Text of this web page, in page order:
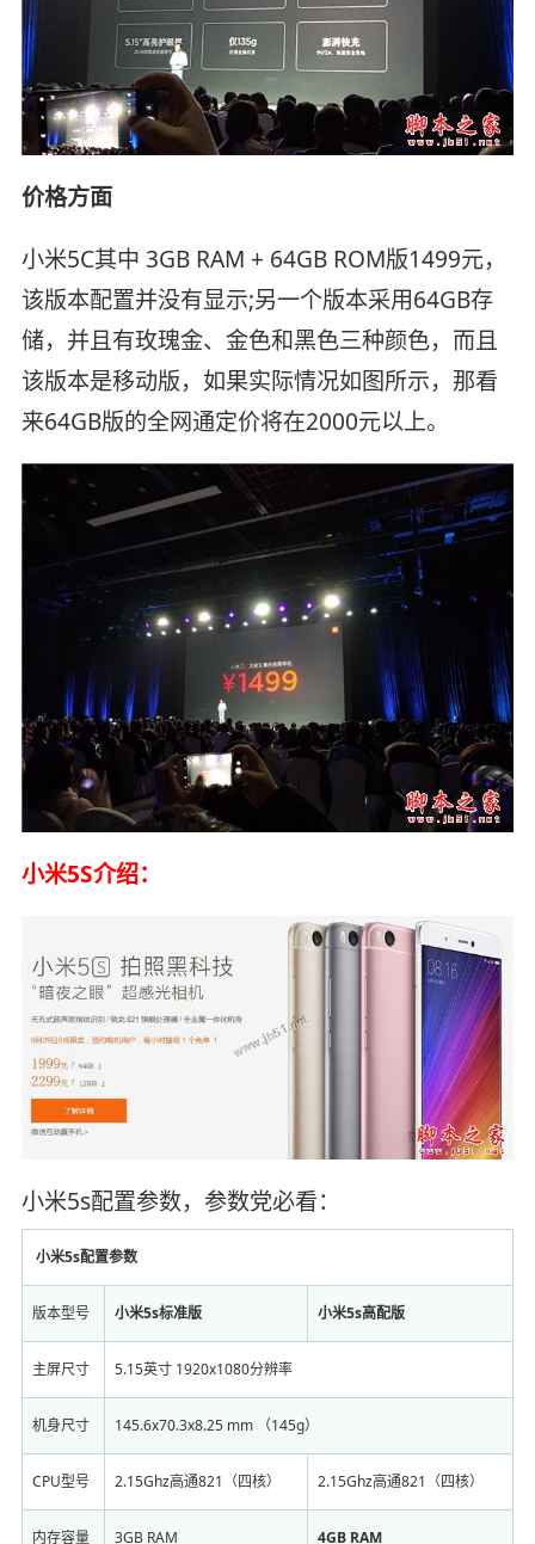
价格方面
小米5C其中 3GB RAM + 64GB ROM版1499元，
该版本配置并没有显示;另一个版本采用64GB存
储，并且有玫瑰金、金色和黑色三种颜色，而且
该版本是移动版，如果实际情况如图所示，那看
来64GB版的全网通定价将在2000元以上。
小米5S介绍：
小米5s配置参数，参数党必看：
小米5s配置参数
版本型号 小米5s标准版 小米5s高配版
主屏尺寸 5.15英寸 1920x1080分辨率
机身尺寸 145.6x70.3x8.25 mm （145g）
CPU型号 2.15Ghz高通821（四核） 2.15Ghz高通821（四核）
内存容量 3GB RAM 4GB RAM